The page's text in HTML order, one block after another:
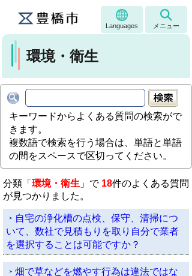
Languages メニュー
環境・衛生
キーワードからよくある質問の検索がで
きます。
複数語で検索を行う場合は、単語と単語
の間をスペースで区切ってください。
分類「 環境・衛生 」で 18件のよくある質問
が見つかりました。
自宅の浄化槽の点検、保守、清掃につ
いて、数社で見積もりを取り自分で業者
を選択することは可能ですか？
畑で草などを燃やす行為は違法ではな